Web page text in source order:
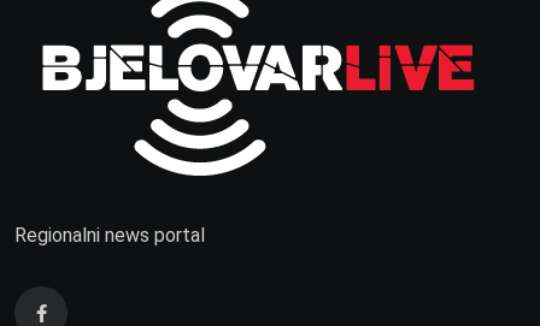
Regionalni news portal